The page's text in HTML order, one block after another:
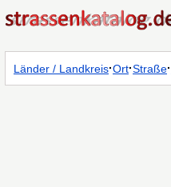
Länder / Landkreis·Ort·Straße·